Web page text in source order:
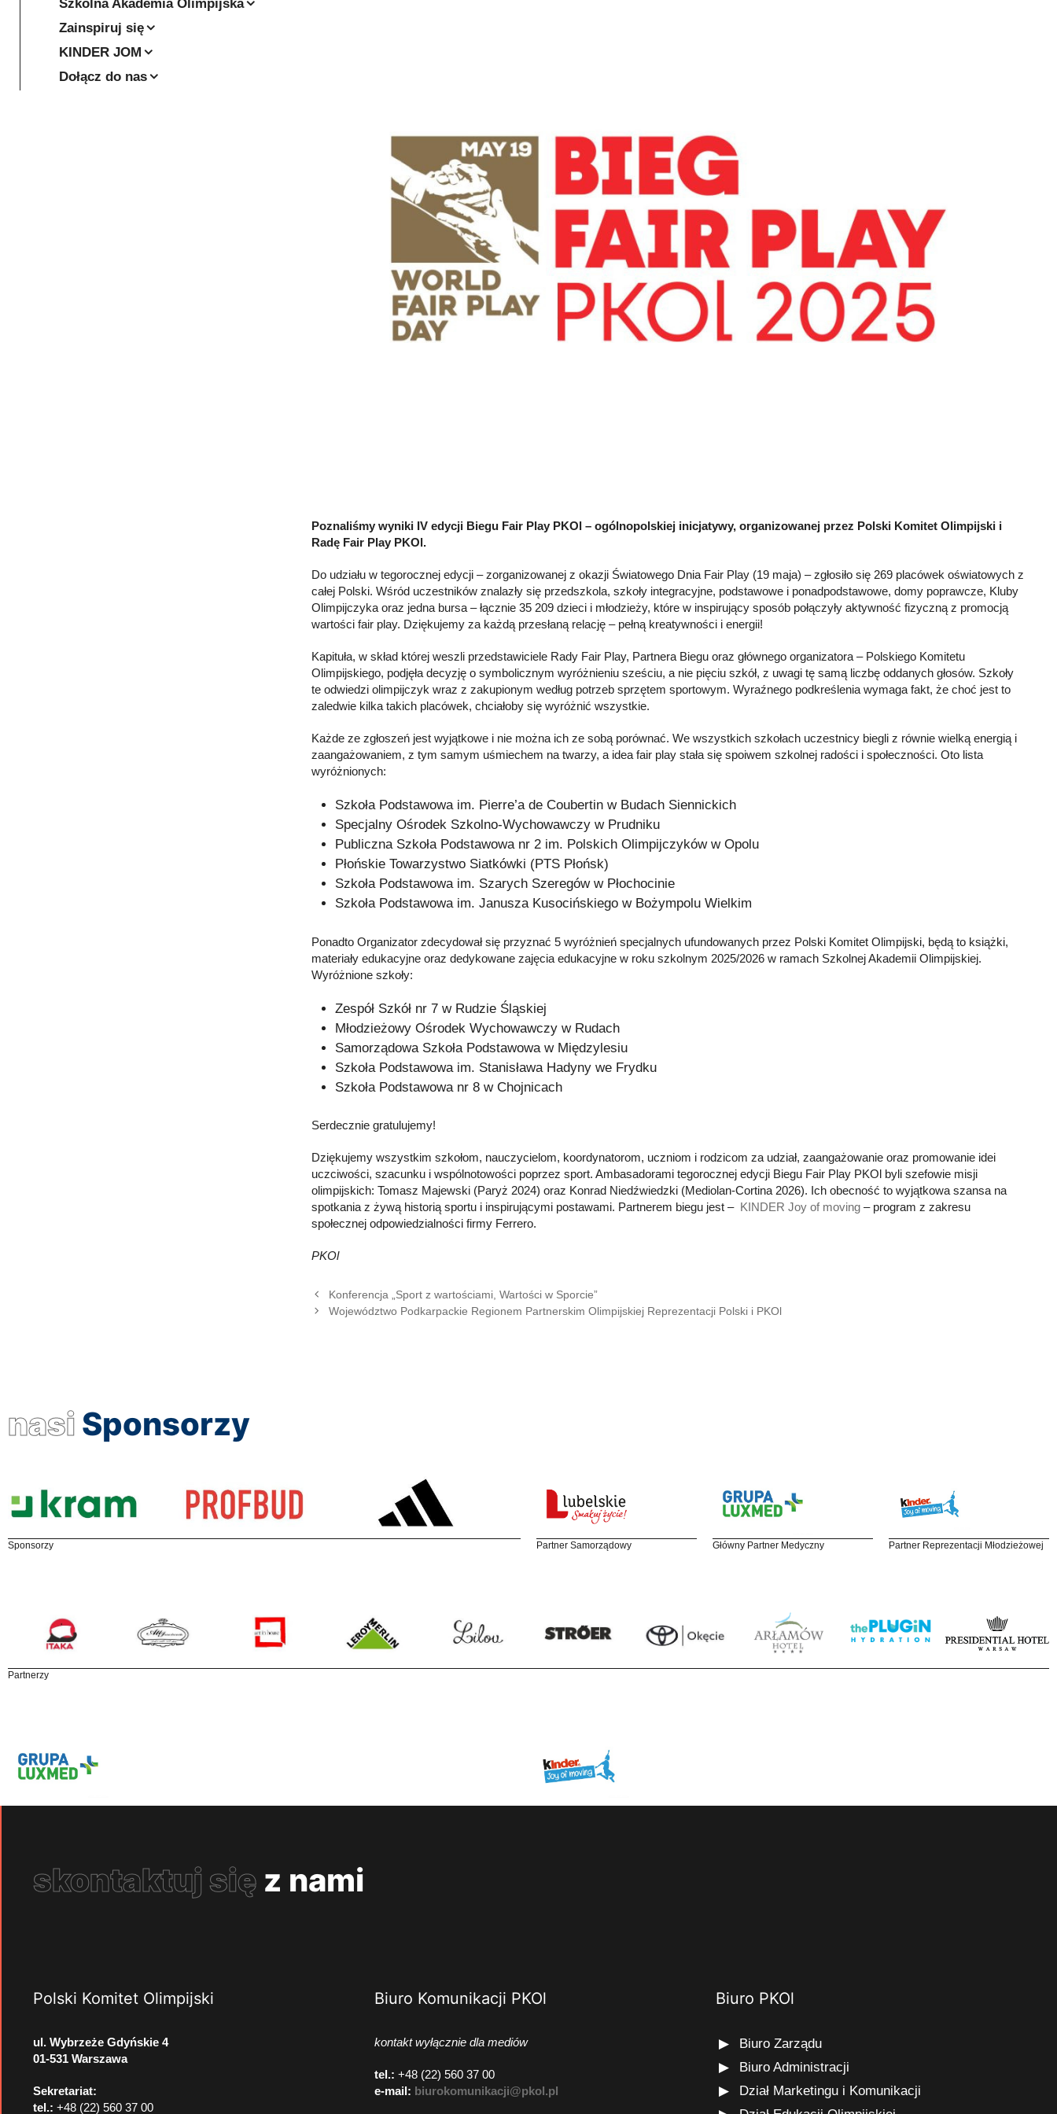
Poznaliśmy wyniki IV edycji Biegu Fair Play PKOl – ogólnopolskiej inicjatywy, organizowanej przez Polski Komitet Olimpijski i
Radę Fair Play PKOl.
Do udziału w tegorocznej edycji – zorganizowanej z okazji Światowego Dnia Fair Play (19 maja) – zgłosiło się 269 placówek oświatowych z
całej Polski. Wśród uczestników znalazły się przedszkola, szkoły integracyjne, podstawowe i ponadpodstawowe, domy poprawcze, Kluby
Olimpijczyka oraz jedna bursa – łącznie 35 209 dzieci i młodzieży, które w inspirujący sposób połączyły aktywność fizyczną z promocją
wartości fair play. Dziękujemy za każdą przesłaną relację – pełną kreatywności i energii!
Kapituła, w skład której weszli przedstawiciele Rady Fair Play, Partnera Biegu oraz głównego organizatora – Polskiego Komitetu
Olimpijskiego, podjęła decyzję o symbolicznym wyróżnieniu sześciu, a nie pięciu szkół, z uwagi tę samą liczbę oddanych głosów. Szkoły
te odwiedzi olimpijczyk wraz z zakupionym według potrzeb sprzętem sportowym. Wyraźnego podkreślenia wymaga fakt, że choć jest to
zaledwie kilka takich placówek, chciałoby się wyróżnić wszystkie.
Każde ze zgłoszeń jest wyjątkowe i nie można ich ze sobą porównać. We wszystkich szkołach uczestnicy biegli z równie wielką energią i
zaangażowaniem, z tym samym uśmiechem na twarzy, a idea fair play stała się spoiwem szkolnej radości i społeczności. Oto lista
wyróżnionych:
Szkoła Podstawowa im. Pierre’a de Coubertin w Budach Siennickich
Specjalny Ośrodek Szkolno-Wychowawczy w Prudniku
Publiczna Szkoła Podstawowa nr 2 im. Polskich Olimpijczyków w Opolu
Płońskie Towarzystwo Siatkówki (PTS Płońsk)
Szkoła Podstawowa im. Szarych Szeregów w Płochocinie
Szkoła Podstawowa im. Janusza Kusocińskiego w Bożympolu Wielkim
Ponadto Organizator zdecydował się przyznać 5 wyróżnień specjalnych ufundowanych przez Polski Komitet Olimpijski, będą to książki,
materiały edukacyjne oraz dedykowane zajęcia edukacyjne w roku szkolnym 2025/2026 w ramach Szkolnej Akademii Olimpijskiej.
Wyróżnione szkoły:
Zespół Szkół nr 7 w Rudzie Śląskiej
Młodzieżowy Ośrodek Wychowawczy w Rudach
Samorządowa Szkoła Podstawowa w Międzylesiu
Szkoła Podstawowa im. Stanisława Hadyny we Frydku
Szkoła Podstawowa nr 8 w Chojnicach
Serdecznie gratulujemy!
Dziękujemy wszystkim szkołom, nauczycielom, koordynatorom, uczniom i rodzicom za udział, zaangażowanie oraz promowanie idei
uczciwości, szacunku i wspólnotowości poprzez sport. Ambasadorami tegorocznej edycji Biegu Fair Play PKOl byli szefowie misji
olimpijskich: Tomasz Majewski (Paryż 2024) oraz Konrad Niedźwiedzki (Mediolan-Cortina 2026). Ich obecność to wyjątkowa szansa na
spotkania z żywą historią sportu i inspirującymi postawami. Partnerem biegu jest – KINDER Joy of moving – program z zakresu
społecznej odpowiedzialności firmy Ferrero.
PKOl
Konferencja „Sport z wartościami, Wartości w Sporcie”
Województwo Podkarpackie Regionem Partnerskim Olimpijskiej Reprezentacji Polski i PKOl
Szkolna Akademia Olimpijska
Zainspiruj się
KINDER JOM
Dołącz do nas
nasi Sponsorzy
Sponsorzy Partner Samorządowy Główny Partner Medyczny Partner Reprezentacji Młodzieżowej
Partnerzy
skontaktuj się z nami
Polski Komitet Olimpijski
ul. Wybrzeże Gdyńskie 4
01-531 Warszawa
Sekretariat:
tel.: +48 (22) 560 37 00
Biuro Komunikacji PKOl
kontakt wyłącznie dla mediów
tel.: +48 (22) 560 37 00
e-mail: biurokomunikacji@pkol.pl
Biuro PKOl
Biuro Zarządu
Biuro Administracji
Dział Marketingu i Komunikacji